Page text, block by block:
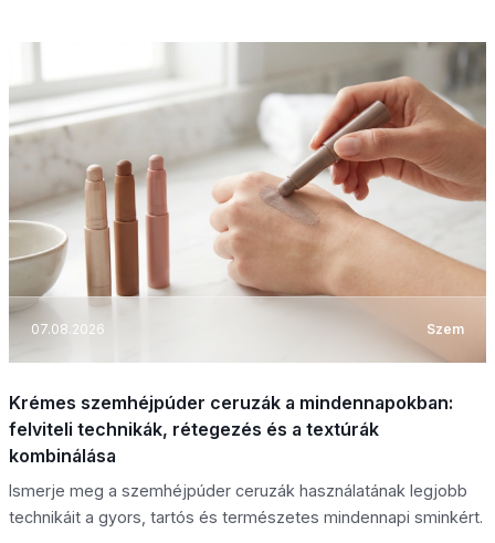
07.08.2026 Szem
Krémes szemhéjpúder ceruzák a mindennapokban:
felviteli technikák, rétegezés és a textúrák
kombinálása
Ismerje meg a szemhéjpúder ceruzák használatának legjobb
technikáit a gyors, tartós és természetes mindennapi sminkért.